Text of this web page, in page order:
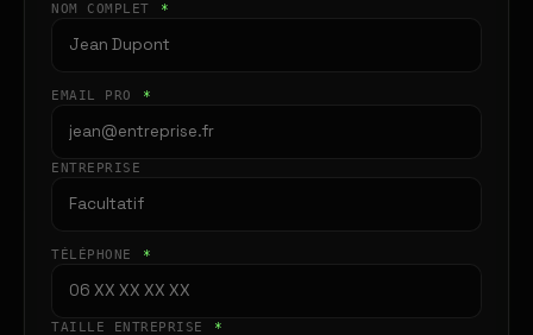
NOM COMPLET *
EMAIL PRO *
ENTREPRISE
TÉLÉPHONE *
TAILLE ENTREPRISE *